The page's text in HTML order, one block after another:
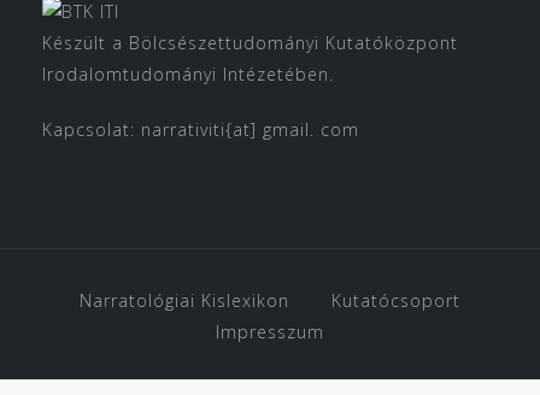
Készült a Bölcsészettudományi Kutatóközpont
Irodalomtudományi Intézetében.
Kapcsolat: narrativiti{at] gmail. com
Narratológiai Kislexikon
Kutatócsoport
Impresszum